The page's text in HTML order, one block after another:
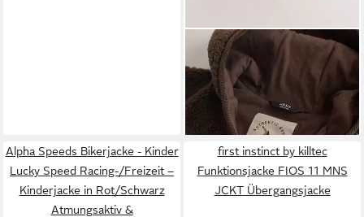
NEXTKapuzenfleecejacke
Fleecejacke mit Kapuze (1-St)
ab 33,00 €
Alpha Speeds Bikerjacke - Kinder
Lucky Speed Racing-/Freizeit –
Kinderjacke in Rot/Schwarz
Atmungsaktiv &
first instinct by killtec
Funktionsjacke FIOS 11 MNS
JCKT Übergangsjacke